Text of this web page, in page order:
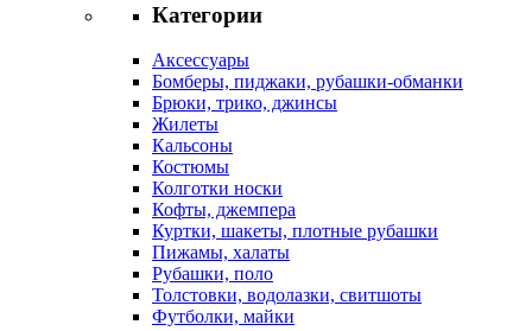
Категории
Аксессуары
Бомберы, пиджаки, рубашки-обманки
Брюки, трико, джинсы
Жилеты
Кальсоны
Костюмы
Колготки носки
Кофты, джемпера
Куртки, шакеты, плотные рубашки
Пижамы, халаты
Рубашки, поло
Толстовки, водолазки, свитшоты
Футболки, майки